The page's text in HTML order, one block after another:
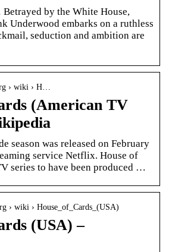
by the White House,
Underwood embarks on a ruthless
seduction and ambition are
› wiki › H…
(American TV
season was released on February
service Netflix. House of
series to have been produced …
› wiki › House_of_Cards_(USA)
(USA) –